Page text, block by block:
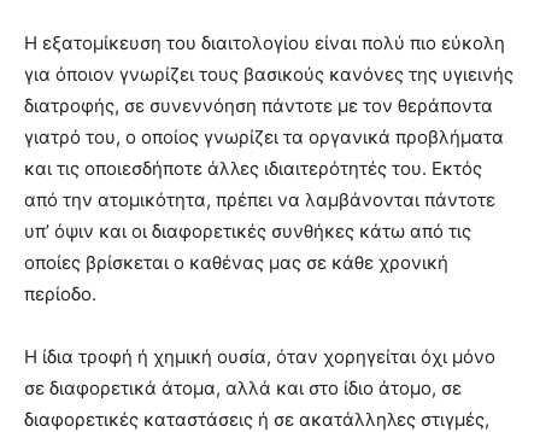
Η εξατομίκευση του διαιτολογίου είναι πολύ πιο εύκολη
για όποιον γνωρίζει τους βασικούς κανόνες της υγιεινής
διατροφής, σε συνεννόηση πάντοτε με τον θεράποντα
γιατρό του, ο οποίος γνωρίζει τα οργανικά προβλήματα
και τις οποιεσδήποτε άλλες ιδιαιτερότητές του. Εκτός
από την ατομικότητα, πρέπει να λαμβάνονται πάντοτε
υπ’ όψιν και οι διαφορετικές συνθήκες κάτω από τις
οποίες βρίσκεται ο καθένας μας σε κάθε χρονική
περίοδο.
Η ίδια τροφή ή χημική ουσία, όταν χορηγείται όχι μόνο
σε διαφορετικά άτομα, αλλά και στο ίδιο άτομο, σε
διαφορετικές καταστάσεις ή σε ακατάλληλες στιγμές,